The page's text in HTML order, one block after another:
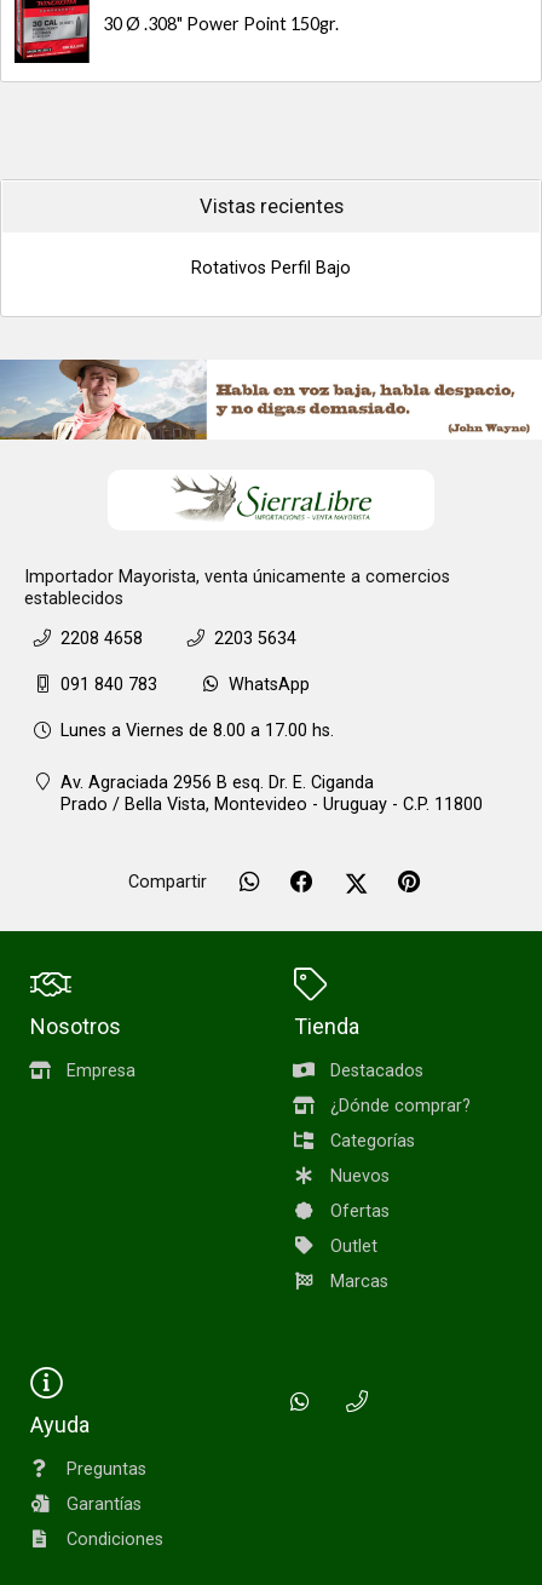
30 Ø .308" Power Point 150gr.
Vistas recientes
Rotativos Perfil Bajo
Importador Mayorista, venta únicamente a comercios
establecidos
2208 4658
2203 5634
091 840 783 WhatsApp
Lunes a Viernes de 8.00 a 17.00 hs.
Av. Agraciada 2956 B esq. Dr. E. Ciganda
Prado / Bella Vista, Montevideo - Uruguay - C.P. 11800
Compartir
Nosotros
Empresa
Tienda
Destacados
¿Dónde comprar?
Categorías
Nuevos
Ofertas
Outlet
Marcas
Ayuda
Preguntas
Garantías
Condiciones